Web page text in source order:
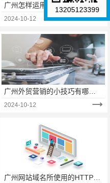
广州怎样运用大数据进行整合
营销？
2024-10-12
广州外贸营销的小技巧有哪
些？
2024-10-12
广州网站域名所使用的HTTP和
13205123399